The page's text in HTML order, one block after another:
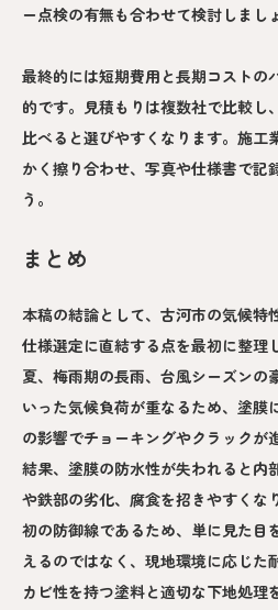
ー点検の有無も合わせて検討しまし
最終的には短期費用と長期コストの
的です。見積もりは複数社で比較し
比べると選びやすくなります。施工
かく擦り合わせ、写真や仕様書で記
う。
まとめ
本稿の結論として、古河市の気候特
仕様選定に直結する点を最初に整理
夏、梅雨期の長雨、台風シーズンの
いった気候負荷が重なるため、塗膜
の影響でチョーキングやクラックが
結果、塗膜の防水性が失われると内
や鉄部の劣化、腐食を招きやすくな
初の防御線であるため、単に見た目
えるのではなく、現地環境に応じた
カビ性を持つ塗料と適切な下地処理